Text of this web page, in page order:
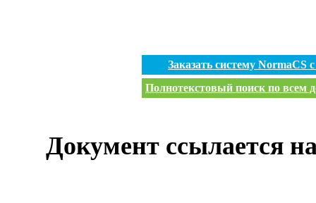
Заказать систему
Полнотекстовый поиск по всем
Документ ссылается